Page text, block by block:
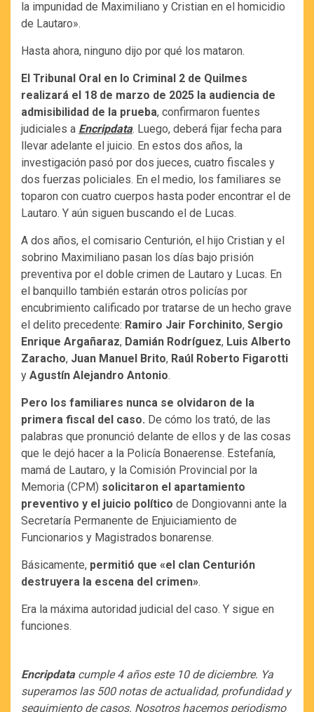
la impunidad de Maximiliano y Cristian en el homicidio
de Lautaro».
Hasta ahora, ninguno dijo por qué los mataron.
El Tribunal Oral en lo Criminal 2 de Quilmes
realizará el 18 de marzo de 2025 la audiencia de
admisibilidad de la prueba, confirmaron fuentes
judiciales a Encripdata. Luego, deberá fijar fecha para
llevar adelante el juicio. En estos dos años, la
investigación pasó por dos jueces, cuatro fiscales y
dos fuerzas policiales. En el medio, los familiares se
toparon con cuatro cuerpos hasta poder encontrar el de
Lautaro. Y aún siguen buscando el de Lucas.
A dos años, el comisario Centurión, el hijo Cristian y el
sobrino Maximiliano pasan los días bajo prisión
preventiva por el doble crimen de Lautaro y Lucas. En
el banquillo también estarán otros policías por
encubrimiento calificado por tratarse de un hecho grave
el delito precedente: Ramiro Jair Forchinito, Sergio
Enrique Argañaraz, Damián Rodríguez, Luis Alberto
Zaracho, Juan Manuel Brito, Raúl Roberto Figarotti
y Agustín Alejandro Antonio.
Pero los familiares nunca se olvidaron de la
primera fiscal del caso. De cómo los trató, de las
palabras que pronunció delante de ellos y de las cosas
que le dejó hacer a la Policía Bonaerense. Estefanía,
mamá de Lautaro, y la Comisión Provincial por la
Memoria (CPM) solicitaron el apartamiento
preventivo y el juicio político de Dongiovanni ante la
Secretaría Permanente de Enjuiciamiento de
Funcionarios y Magistrados bonarense.
Básicamente, permitió que «el clan Centurión
destruyera la escena del crimen».
Era la máxima autoridad judicial del caso. Y sigue en
funciones.
Encripdatacumple 4 años este 10 de diciembre. Ya
superamos las 500 notas de actualidad, profundidad y
seguimiento de casos. Nosotros hacemos periodismo